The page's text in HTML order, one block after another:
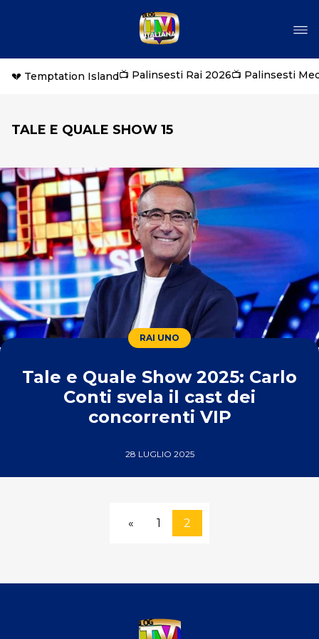
💔 Temptation Island📺 Palinsesti Rai 2026📺 Palinsesti
TALE E QUALE SHOW 15
RAI UNO
Tale e Quale Show 2025: Carlo
Conti svela il cast dei
concorrenti VIP
28 LUGLIO 2025
« 1 2